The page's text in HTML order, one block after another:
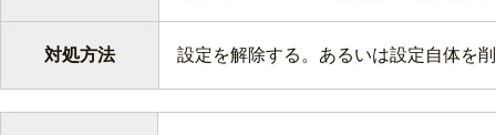
対処方法 設定を解除する。あるいは設定自体を